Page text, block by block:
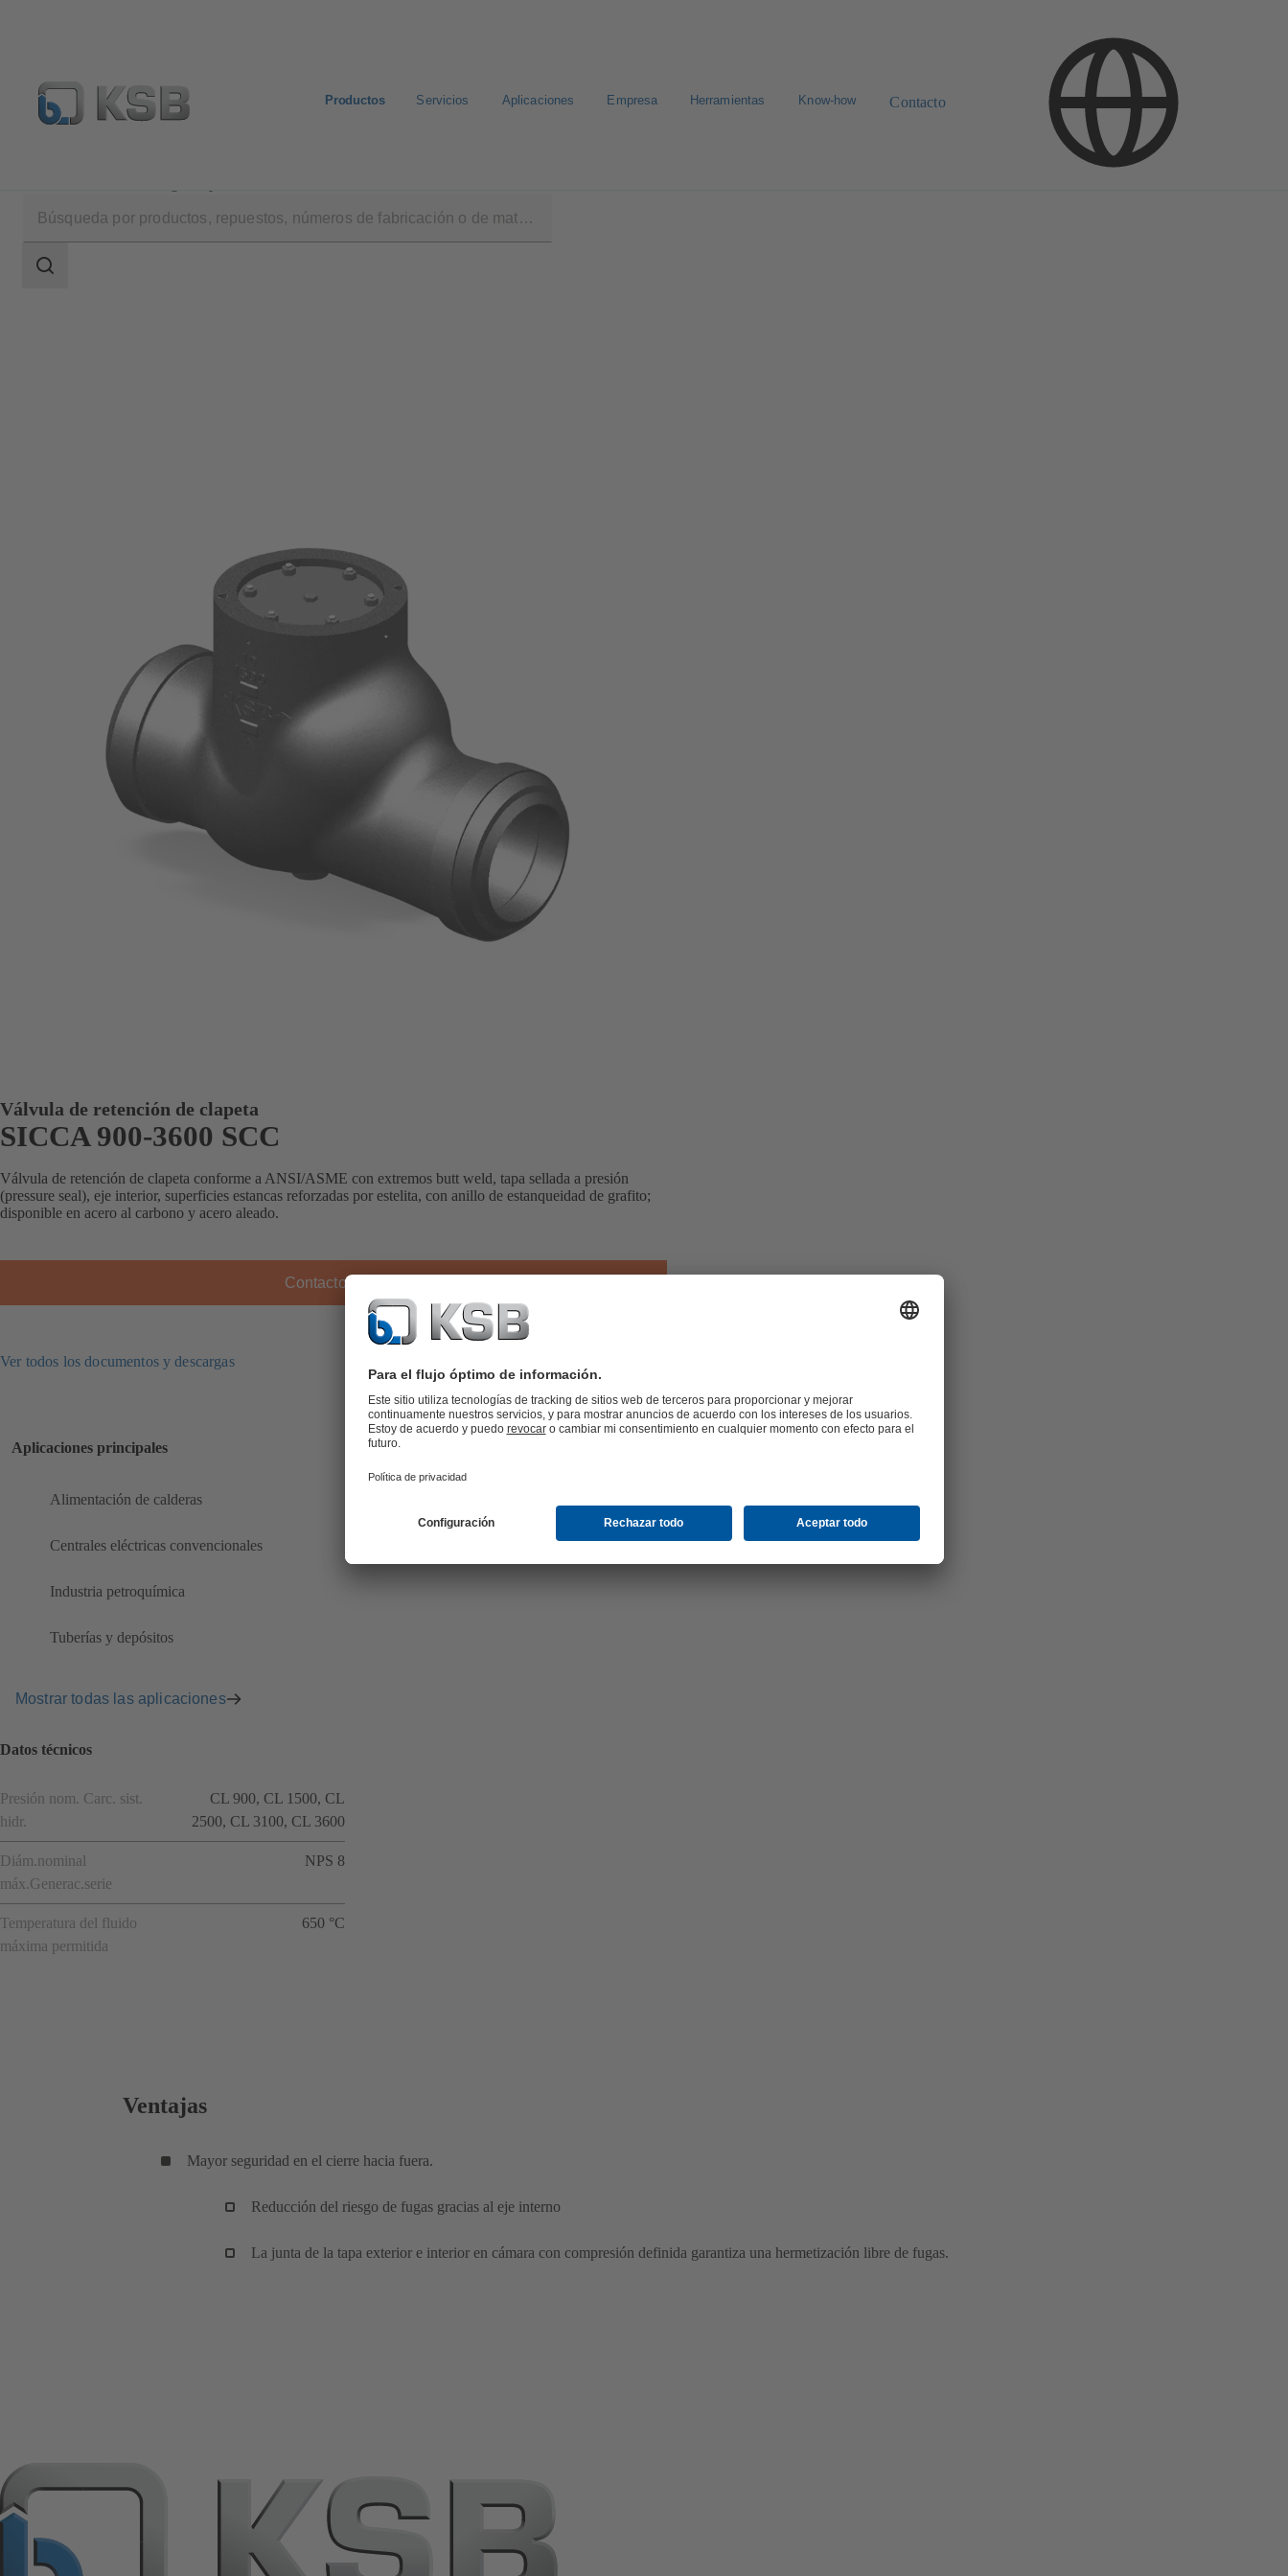
Productos Servicios Aplicaciones Empresa Herramientas Know-how Contacto
Área
Válvula de retención de clapeta
SICCA 900-3600 SCC
Válvula de retención de clapeta conforme a ANSI/ASME con extremos butt weld, tapa sellada a presión
(pressure seal), eje interior, superficies estancas reforzadas por estelita, con anillo de estanqueidad de grafito;
disponible en acero al carbono y acero aleado.
Contacto KSB
Ver todos los documentos y descargas
Aplicaciones principales
Alimentación de calderas
Centrales eléctricas convencionales
Industria petroquímica
Tuberías y depósitos
Mostrar todas las aplicaciones
Datos técnicos
Presión nom. Carc. sist.
hidr.
CL 900, CL 1500, CL
2500, CL 3100, CL 3600
Diám.nominal
máx.Generac.serie
NPS 8
Temperatura del fluido
máxima permitida
650 °C
Ventajas
Mayor seguridad en el cierre hacia fuera.
Reducción del riesgo de fugas gracias al eje interno
La junta de la tapa exterior e interior en cámara con compresión definida garantiza una hermetización libre de fugas.